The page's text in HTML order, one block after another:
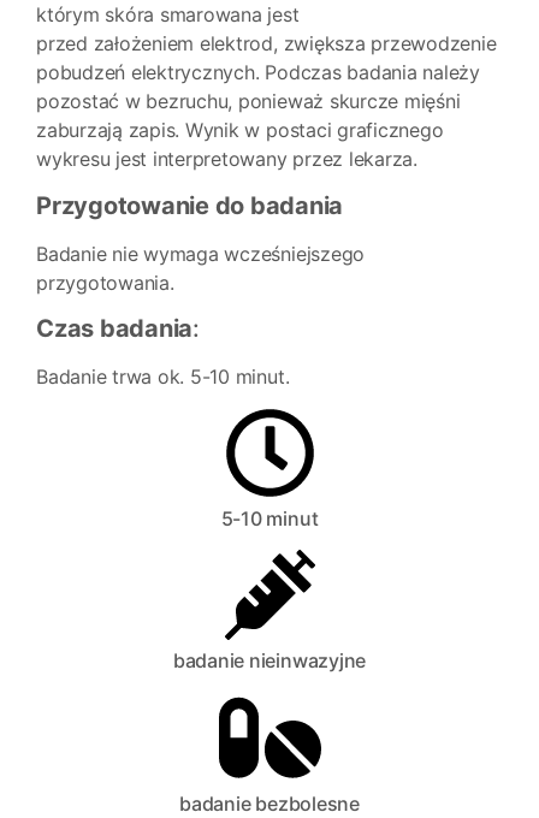
którym skóra smarowana jest
przed założeniem elektrod, zwiększa przewodzenie
pobudzeń elektrycznych. Podczas badania należy
pozostać w bezruchu, ponieważ skurcze mięśni
zaburzają zapis. Wynik w postaci graficznego
wykresu jest interpretowany przez lekarza.
Przygotowanie do badania
Badanie nie wymaga wcześniejszego
przygotowania.
Czas badania:
Badanie trwa ok. 5-10 minut.
5-10 minut
badanie nieinwazyjne
badanie bezbolesne